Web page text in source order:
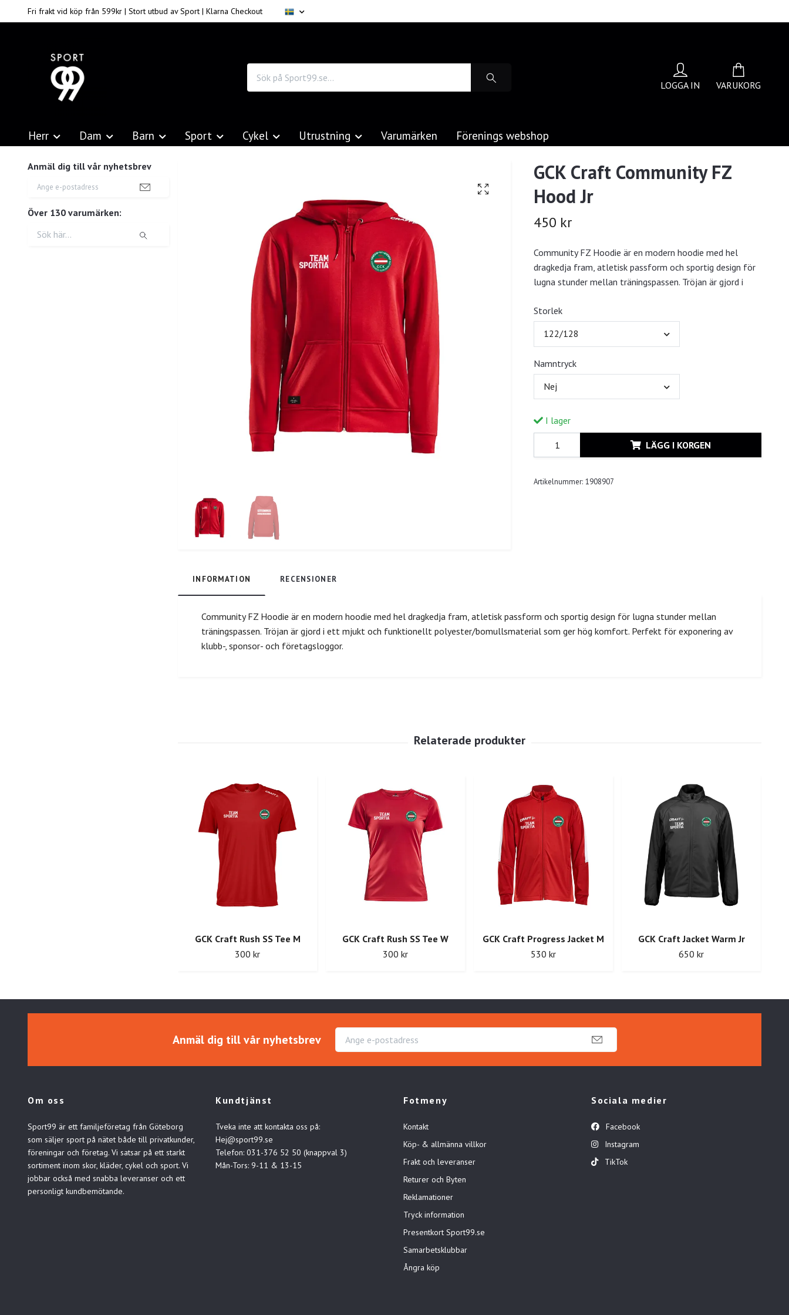
Fri frakt vid köp från 599kr | Stort utbud av Sport | Klarna Checkout
LOGGA IN VARUKORG
Herr Dam Barn Sport Cykel Utrustning Varumärken Förenings webshop
Anmäl dig till vår nyhetsbrev
Över 130 varumärken:
GCK Craft Community FZ
Hood Jr
450 kr
Community FZ Hoodie är en modern hoodie med hel
dragkedja fram, atletisk passform och sportig design för
lugna stunder mellan träningspassen. Tröjan är gjord i
Storlek
122/128
Namntryck
Nej
I lager
LÄGG I KORGEN
Artikelnummer: 1908907
INFORMATION RECENSIONER
Community FZ Hoodie är en modern hoodie med hel dragkedja fram, atletisk passform och sportig design för lugna stunder mellan
träningspassen. Tröjan är gjord i ett mjukt och funktionellt polyester/bomullsmaterial som ger hög komfort. Perfekt för exponering av
klubb-, sponsor- och företagsloggor.
GCK Craft Rush SS Tee M
300 kr
GCK Craft Rush SS Tee W
300 kr
GCK Craft Progress Jacket M
530 kr
GCK Craft Jacket Warm Jr
650 kr
Anmäl dig till vår nyhetsbrev
Om oss
Sport99 är ett familjeföretag från Göteborg
som säljer sport på nätet både till privatkunder,
föreningar och företag. Vi satsar på ett starkt
sortiment inom skor, kläder, cykel och sport. Vi
jobbar också med snabba leveranser och ett
personligt kundbemötande.
Kundtjänst
Tveka inte att kontakta oss på:
Hej@sport99.se
Telefon: 031-376 52 50 (knappval 3)
Mån-Tors: 9-11 & 13-15
Fotmeny
Kontakt
Köp- & allmänna villkor
Frakt och leveranser
Returer och Byten
Reklamationer
Tryck information
Presentkort Sport99.se
Samarbetsklubbar
Ångra köp
Sociala medier
Facebook
Instagram
TikTok